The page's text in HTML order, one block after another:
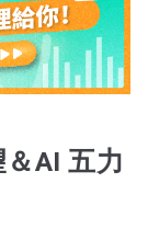
AI 五力